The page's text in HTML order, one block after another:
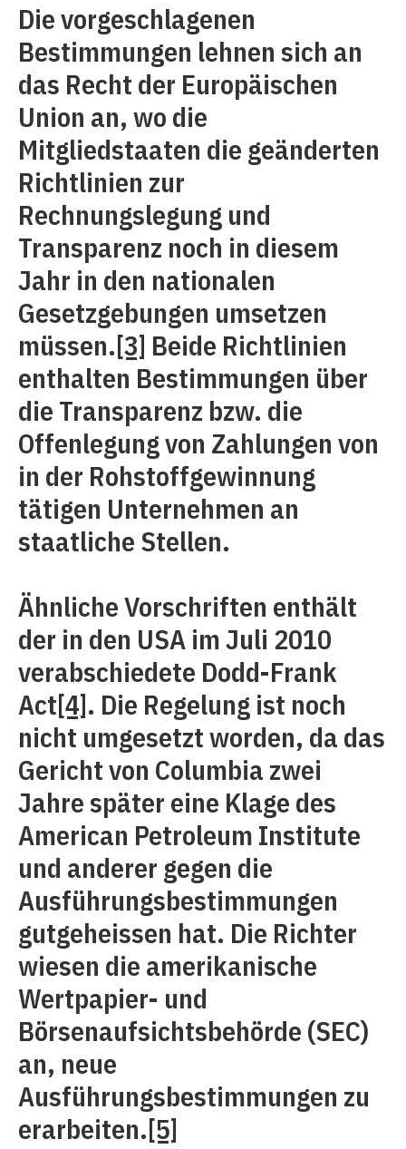
Die vorgeschlagenen
Bestimmungen lehnen sich an
das Recht der Europäischen
Union an, wo die
Mitgliedstaaten die geänderten
Richtlinien zur
Rechnungslegung und
Transparenz noch in diesem
Jahr in den nationalen
Gesetzgebungen umsetzen
müssen.[3] Beide Richtlinien
enthalten Bestimmungen über
die Transparenz bzw. die
Offenlegung von Zahlungen von
in der Rohstoffgewinnung
tätigen Unternehmen an
staatliche Stellen.
Ähnliche Vorschriften enthält
der in den USA im Juli 2010
verabschiedete Dodd-Frank
Act[4]. Die Regelung ist noch
nicht umgesetzt worden, da das
Gericht von Columbia zwei
Jahre später eine Klage des
American Petroleum Institute
und anderer gegen die
Ausführungsbestimmungen
gutgeheissen hat. Die Richter
wiesen die amerikanische
Wertpapier- und
Börsenaufsichtsbehörde (SEC)
an, neue
Ausführungsbestimmungen zu
erarbeiten.[5]